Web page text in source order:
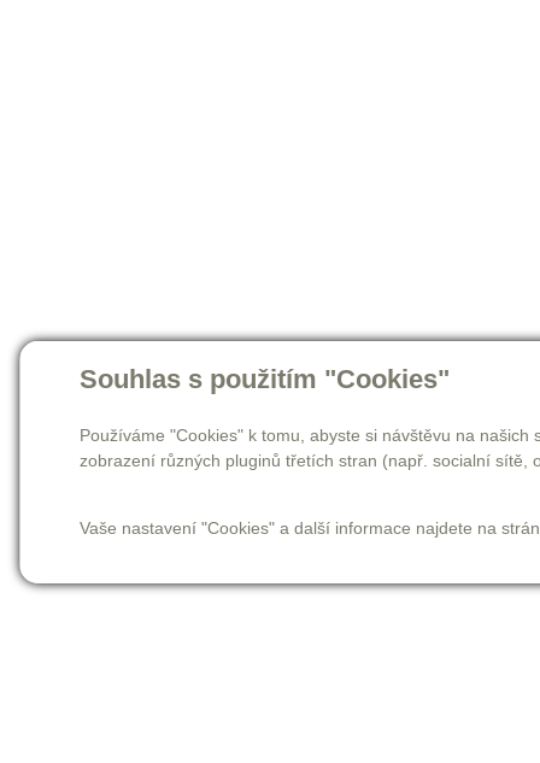
Souhlas s použitím "Cookies"
Používáme "Cookies" k tomu, abyste si návštěvu na
zobrazení různých pluginů třetích stran (např. socialní sítě,
Vaše nastavení "Cookies" a další informace najdete na